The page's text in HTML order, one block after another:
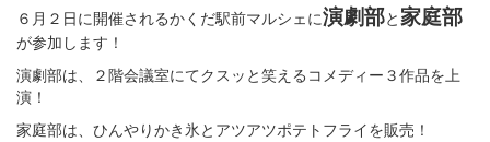
６月２日に開催されるかくだ駅前マルシェに演劇部と家庭部
が参加します！
演劇部は、２階会議室にてクスッと笑えるコメディー３作品を上
演！
家庭部は、ひんやりかき氷とアツアツポテトフライを販売！